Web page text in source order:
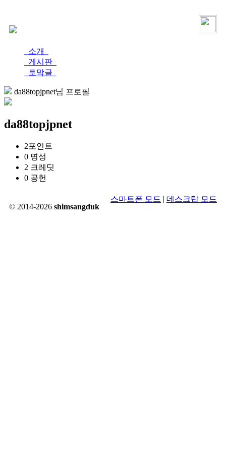
소개
게시판
토막글
da88topjpnet님 프로필
da88topjpnet
2포인트
0 명성
2 크레딧
0 공헌
© 2014-2026 shimsangduk
스마트폰 모드 | 데스크탑 모드